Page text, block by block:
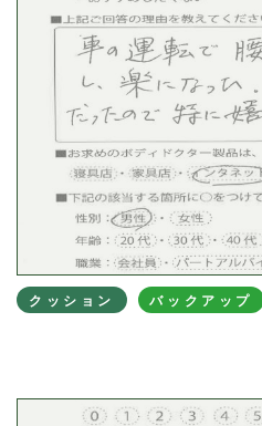
クッション バックアップ